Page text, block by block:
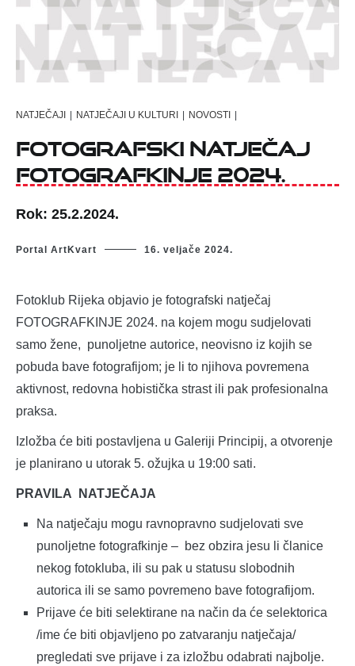
NATJEČAJI | NATJEČAJI U KULTURI | NOVOSTI |
Fotografski natječaj
Fotografkinje 2024.
Rok: 25.2.2024.
Portal ArtKvart 16. veljače 2024.
Fotoklub Rijeka objavio je fotografski natječaj
FOTOGRAFKINJE 2024. na kojem mogu sudjelovati
samo žene, punoljetne autorice, neovisno iz kojih se
pobuda bave fotografijom; je li to njihova povremena
aktivnost, redovna hobistička strast ili pak profesionalna
praksa.
Izložba će biti postavljena u Galeriji Principij, a otvorenje
je planirano u utorak 5. ožujka u 19:00 sati.
PRAVILA NATJEČAJA
Na natječaju mogu ravnopravno sudjelovati sve
punoljetne fotografkinje – bez obzira jesu li članice
nekog fotokluba, ili su pak u statusu slobodnih
autorica ili se samo povremeno bave fotografijom.
Prijave će biti selektirane na način da će selektorica
/ime će biti objavljeno po zatvaranju natječaja/
pregledati sve prijave i za izložbu odabrati najbolje.